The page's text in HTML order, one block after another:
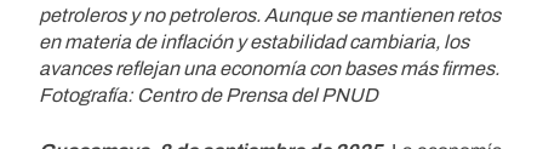
petroleros y no petroleros. Aunque se mantienen retos
en materia de inflación y estabilidad cambiaria, los
avances reflejan una economía con bases más firmes.
Fotografía: Centro de Prensa del PNUD